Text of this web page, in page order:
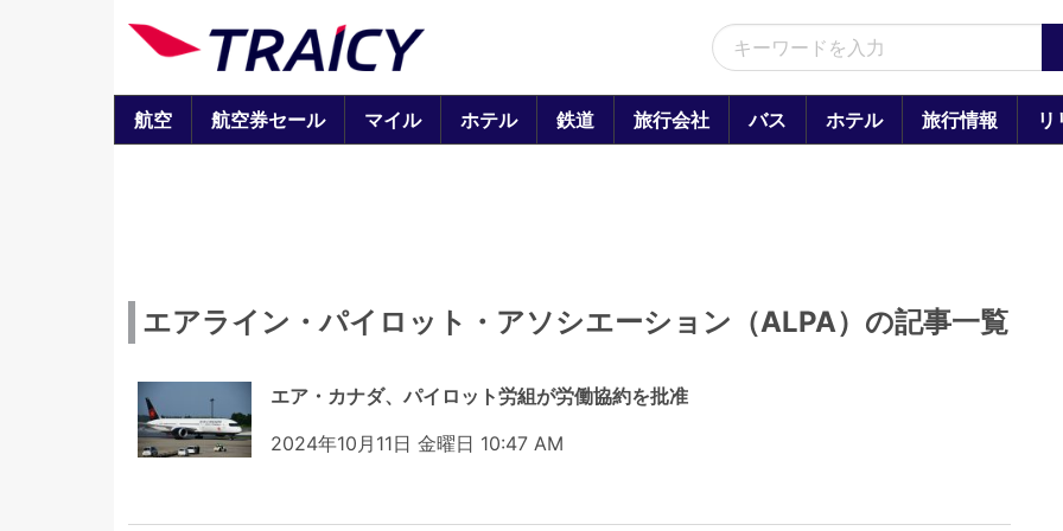
航空 航空券セール マイル ホテル 鉄道 旅行会社 バス ホテル 旅行情報 リ
エアライン・パイロット・アソシエーション（ALPA）の記事一覧
エア・カナダ、パイロット労組が労働協約を批准
2024年10月11日 金曜日 10:47 AM